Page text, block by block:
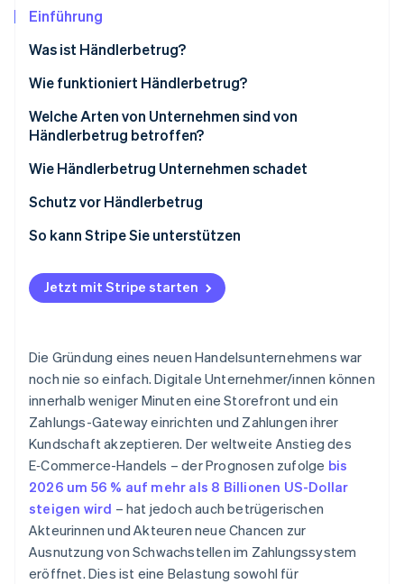
Start-up-Gründung
Climate
CO₂-Entnahme
Identity
Online-Identitätsprüfung
Stripe-Sessions 2026
Jetzt ansehen
Partner
Einführung
Was ist Händlerbetrug?
Wie funktioniert Händlerbetrug?
Welche Arten von Unternehmen sind von
Händlerbetrug betroffen?
Wie Händlerbetrug Unternehmen schadet
Schutz vor Händlerbetrug
So kann Stripe Sie unterstützen
Jetzt mit Stripe starten
Die Gründung eines neuen Handelsunternehmens war
noch nie so einfach. Digitale Unternehmer/innen können
innerhalb weniger Minuten eine Storefront und ein
Zahlungs-Gateway einrichten und Zahlungen ihrer
Kundschaft akzeptieren. Der weltweite Anstieg des
E‑Commerce-Handels – der Prognosen zufolge bis
2026 um 56 % auf mehr als 8 Billionen US-Dollar
steigen wird – hat jedoch auch betrügerischen
Akteurinnen und Akteuren neue Chancen zur
Ausnutzung von Schwachstellen im Zahlungssystem
eröffnet. Dies ist eine Belastung sowohl für